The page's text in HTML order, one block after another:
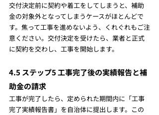
交付決定前に契約や着工をしてしまうと、補助
金の対象外となってしまうケースがほとんどで
す。焦って工事を進めないよう、くれぐれもご注
意ください。交付決定を受けたら、業者と正式
に契約を交わし、工事を開始します。
4.5 ステップ5 工事完了後の実績報告と補
助金の請求
工事が完了したら、定められた期間内に「工事
完了実績報告書」を自治体に提出します。この